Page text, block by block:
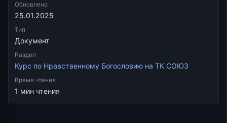
Обновлено
25.01.2025
Тип
Документ
Раздел
Курс по Нравственному Богословию на ТК СОЮЗ
Время чтения
1 мин чтения